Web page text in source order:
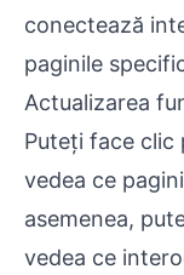
conectează
paginile
Actualizarea
Puteți face clic
vedea ce
asemenea,
vedea ce